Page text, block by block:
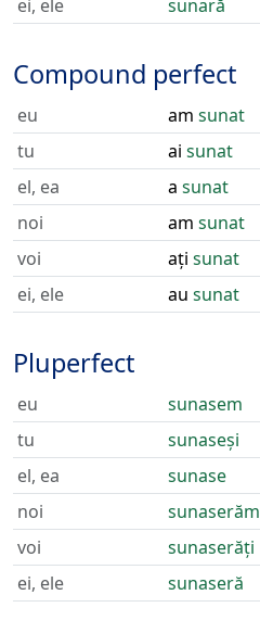
ei, ele
sunară
Compound perfect
eu am sunat
tu
ai sunat
el, ea
a sunat
noi
am sunat
voi
ați sunat
ei, ele
au sunat
Pluperfect
eu
sunasem
tu
sunaseși
el, ea
sunase
noi
sunaserăm
voi
sunaserăți
ei, ele
sunaseră